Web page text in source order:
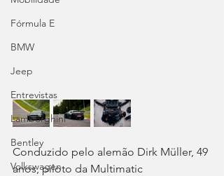
Fórmula E
BMW
Jeep
Entrevistas
Lamborghini
Bentley
Volkswagen
Conduzido pelo alemão Dirk Müller, 49
anos, piloto da Multimatic